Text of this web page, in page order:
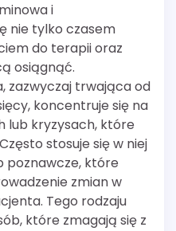
i
nie tylko czasem
do terapii oraz
osiągnąć.
zazwyczaj trwająca od
koncentruje się na
kryzysach, które
stosuje się w niej
poznawcze, które
zmian w
Tego rodzaju
które zmagają się z